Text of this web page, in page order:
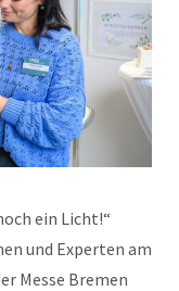
ein Licht!“
und Experten am
Messe Bremen